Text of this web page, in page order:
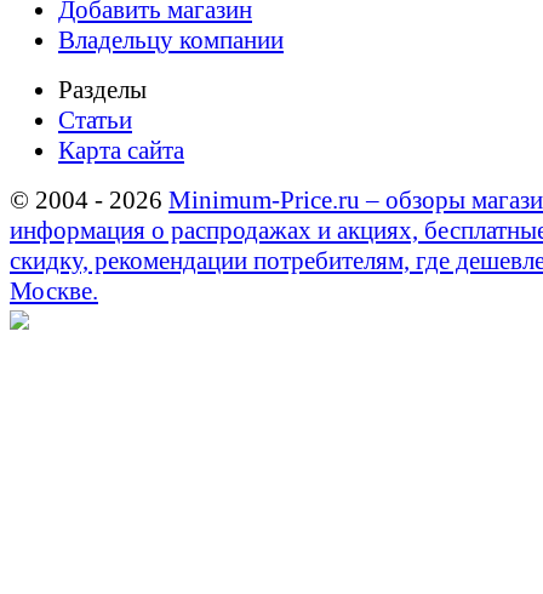
Добавить магазин
Владельцу компании
Разделы
Статьи
Карта сайта
© 2004 - 2026 Minimum-Price.ru – обзоры
информация о распродажах и акциях,
скидку, рекомендации потребителям, где
Москве.